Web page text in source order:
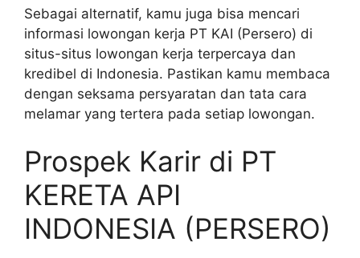
Sebagai alternatif, kamu juga bisa mencari
informasi lowongan kerja PT KAI (Persero) di
situs-situs lowongan kerja terpercaya dan
kredibel di Indonesia. Pastikan kamu membaca
dengan seksama persyaratan dan tata cara
melamar yang tertera pada setiap lowongan.
Prospek Karir di PT
KERETA API
INDONESIA (PERSERO)